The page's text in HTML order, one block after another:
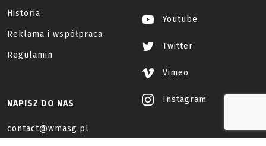
Historia
Reklama i współpraca
Regulamin
Youtube
Twitter
Vimeo
Instagram
NAPISZ DO NAS
contact@wmasg.pl